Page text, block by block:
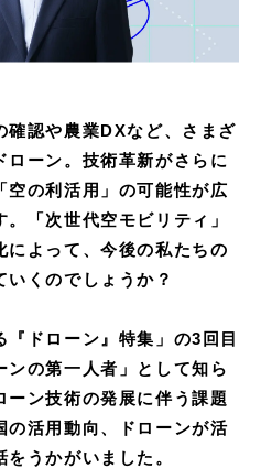
確認や農業DXなど、さまざ
ローン。技術革新がさらに
空の利活用」の可能性が広
「次世代空モビリティ」
によって、今後の私たちの
くのでしょうか？
ドローン』特集」の3回目
ンの第一人者」として知ら
ン技術の発展に伴う課題
の活用動向、ドローンが活
うかがいました。